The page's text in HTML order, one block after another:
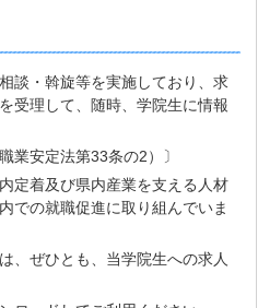
談・斡旋等を実施しており、求
受理して、随時、学院生に情報
業安定法第33条の2）〕
定着及び県内産業を支える人材
での就職促進に取り組んでいま
、ぜひとも、当学院生への求人